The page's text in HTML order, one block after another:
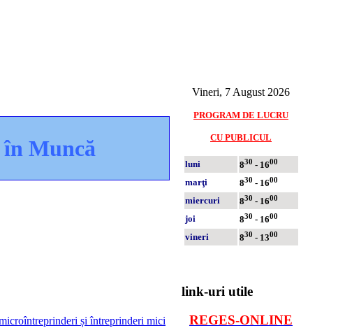
Muncă
și întreprinderi mici
Vineri, 7 August 2026
PROGRAM DE LUCRU
CU PUBLICUL
luni 830 - 1600
marţi 830 - 1600
miercuri 830 - 1600
joi 830 - 1600
vineri 830 - 1300
link-uri utile
REGES-ONLINE